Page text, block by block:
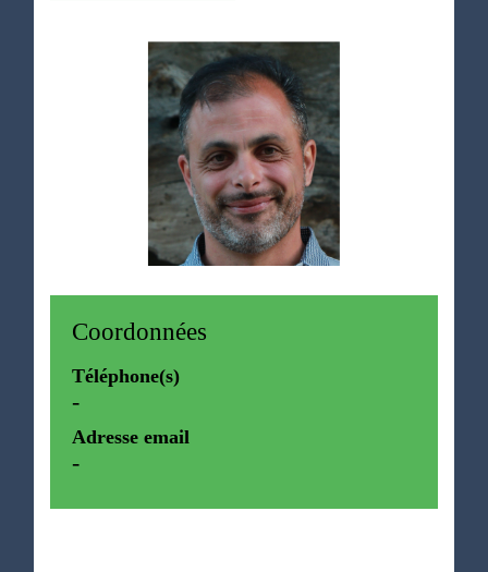
Coordonnées
Téléphone(s)
-
Adresse email
-